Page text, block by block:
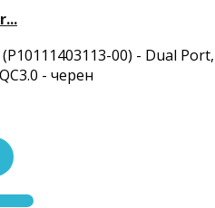
00) - Dual Port,
- черен